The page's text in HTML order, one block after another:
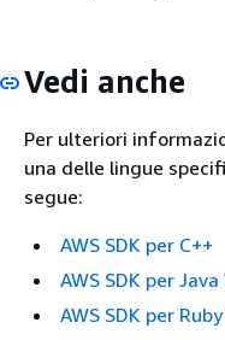
Vedi anche
Per ulteriori
una delle lingue
segue:
AWS SDK per C++
AWS SDK per Java
AWS SDK per